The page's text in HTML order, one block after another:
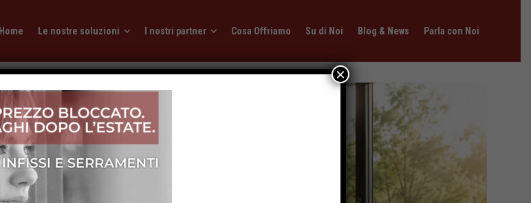
Home Le nostre soluzioni I nostri partner Cosa Offriamo Su di Noi Blog & News Parla con Noi
×